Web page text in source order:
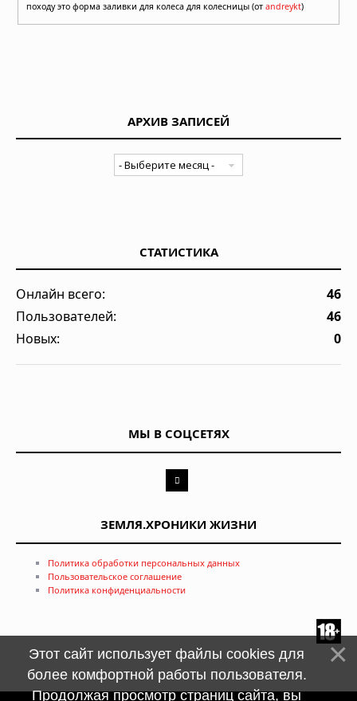
походу это форма заливки для колеса для колесницы (от andreykt)
АРХИВ ЗАПИСЕЙ
СТАТИСТИКА
Онлайн всего:
46
Пользователей:
46
Новых:
0
МЫ В СОЦСЕТЯХ
ЗЕМЛЯ.ХРОНИКИ ЖИЗНИ
Политика обработки персональных данных
Пользовательское соглашение
Политика конфиденциальности
Этот сайт использует файлы cookies для
более комфортной работы пользователя.
Продолжая просмотр страниц сайта, вы